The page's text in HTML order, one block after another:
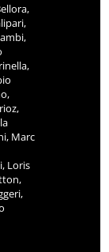
Marc
Loris